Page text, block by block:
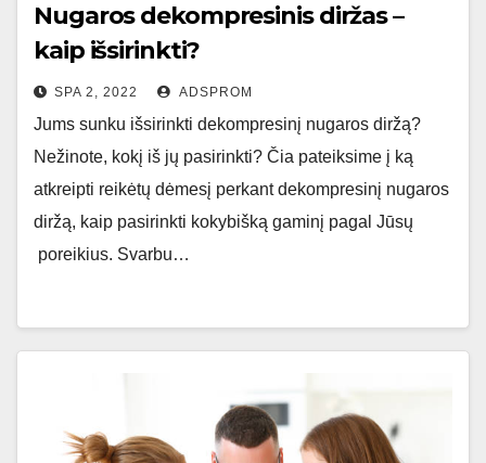
Nugaros dekompresinis diržas –
kaip išsirinkti?
SPA 2, 2022 ADSPROM
Jums sunku išsirinkti dekompresinį nugaros diržą?
Nežinote, kokį iš jų pasirinkti? Čia pateiksime į ką
atkreipti reikėtų dėmesį perkant dekompresinį nugaros
diržą, kaip pasirinkti kokybišką gaminį pagal Jūsų
poreikius. Svarbu…